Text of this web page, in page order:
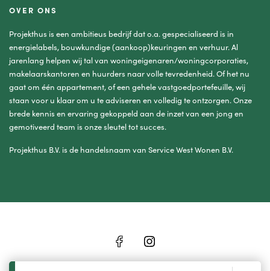
OVER ONS
Projekthus is een ambitieus bedrijf dat o.a. gespecialiseerd is in
energielabels, bouwkundige (aankoop)keuringen en verhuur. Al
jarenlang helpen wij tal van woningeigenaren/woningcorporaties,
makelaarskantoren en huurders naar volle tevredenheid. Of het nu
gaat om één appartement, of een gehele vastgoedportefeuille, wij
staan voor u klaar om u te adviseren en volledig te ontzorgen. Onze
brede kennis en ervaring gekoppeld aan de inzet van een jong en
gemotiveerd team is onze sleutel tot succes.
Projekthus B.V. is de handelsnaam van Service West Wonen B.V.